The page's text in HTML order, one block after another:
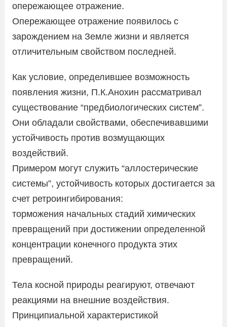
опережающее отражение.
Опережающее отражение появилось с
зарождением на Земле жизни и является
отличительным свойством последней.
Как условие, определившее возможность
появления жизни, П.К.Анохин рассматривал
существование “предбиологических систем”.
Они обладали свойствами, обеспечивавшими
устойчивость против возмущающих
воздействий.
Примером могут служить “аллостерические
системы”, устойчивость которых достигается за
счет ретроингибирования:
торможения начальных стадий химических
превращений при достижении определенной
концентрации конечного продукта этих
превращений.
Тела косной природы реагируют, отвечают
реакциями на внешние воздействия.
Принципиальной характеристикой